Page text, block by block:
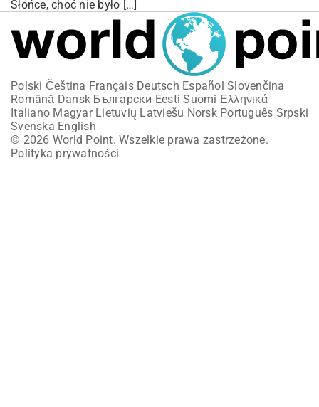
Słońce, choć nie było […]
Polski Čeština Français Deutsch Español Slovenčina
Română Dansk Български Eesti Suomi Ελληνικά
Italiano Magyar Lietuvių Latviešu Norsk Português Srpski
Svenska English
© 2026 World Point. Wszelkie prawa zastrzeżone.
Polityka prywatności